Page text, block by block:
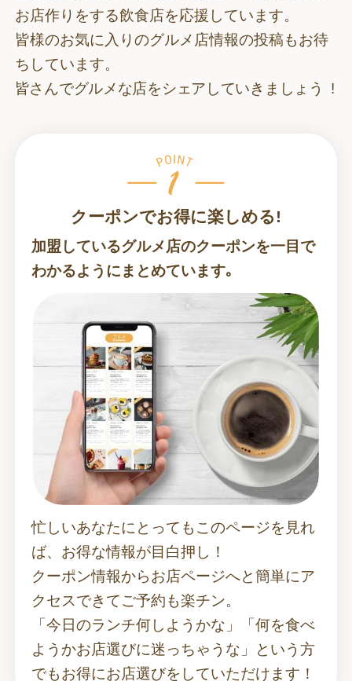
お店作りをする飲食店を応援しています。
皆様のお気に入りのグルメ店情報の投稿もお待
ちしています。
皆さんでグルメな店をシェアしていきましょう !
クーポンでお得に楽しめる!
加盟しているグルメ店のクーポンを一目で
わかるようにまとめています｡
忙しいあなたにとってもこのページを見れ
ば、お得な情報が目白押し！
クーポン情報からお店ページへと簡単にア
クセスできてご予約も楽チン。
「今日のランチ何しようかな」「何を食べ
ようかお店選びに迷っちゃうな」という方
でもお得にお店選びをしていただけます！